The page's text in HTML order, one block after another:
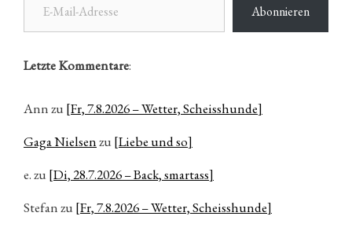
Abonnieren
Letzte Kommentare:
Annzu [Fr, 7.8.2026 – Wetter, Scheisshunde]
Gaga Nielsenzu [Liebe und so]
e.zu [Di, 28.7.2026 – Back, smartass]
Stefanzu [Fr, 7.8.2026 – Wetter, Scheisshunde]